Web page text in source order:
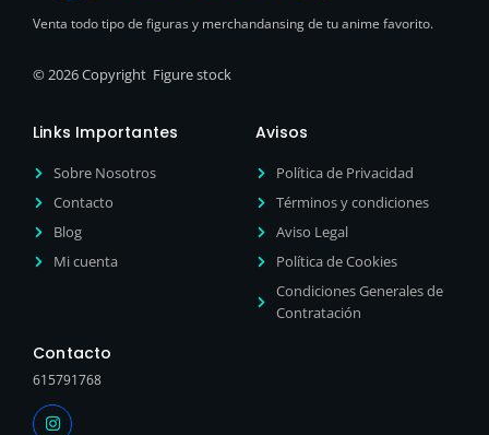
Venta todo tipo de figuras y merchandansing de tu anime favorito.
© 2026 Copyright Figure stock
Links Importantes
Sobre Nosotros
Contacto
Blog
Mi cuenta
Avisos
Política de Privacidad
Términos y condiciones
Aviso Legal
Política de Cookies
Condiciones Generales de
Contratación
Contacto
615791768